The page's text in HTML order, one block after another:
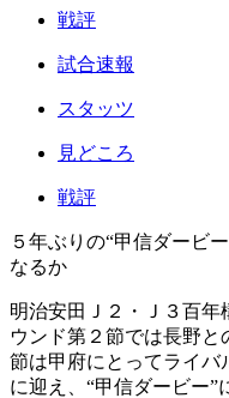
戦評
試合速報
スタッツ
見どころ
戦評
５年ぶりの“甲信ダービ
なるか
明治安田Ｊ２・Ｊ３百年
ウンド第２節では長野
節は甲府にとってライバ
に迎え、“甲信ダービー”